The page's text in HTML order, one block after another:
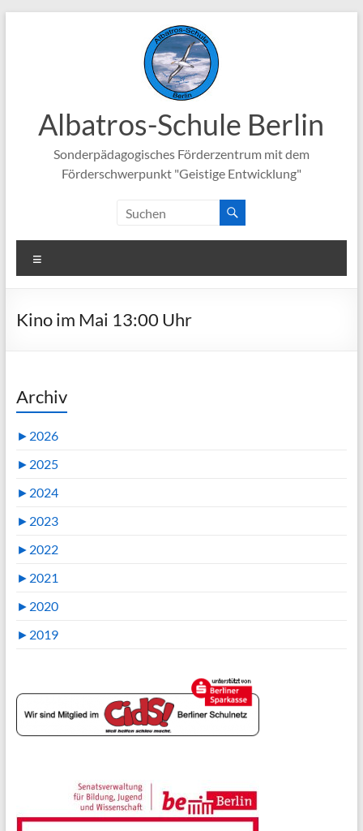
Albatros-Schule Berlin
Sonderpädagogisches Förderzentrum mit dem
Förderschwerpunkt "Geistige Entwicklung"
Kino im Mai 13:00 Uhr
Archiv
► 2026
► 2025
► 2024
► 2023
► 2022
► 2021
► 2020
► 2019